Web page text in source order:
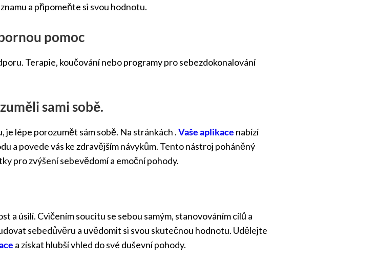
a připomeňte si svou hodnotu.
pomoc
Terapie, koučování nebo programy pro sebezdokonalování
sami sobě.
je lépe porozumět sám sobě. Na stránkách .Vaše aplikace nabízí
a povede vás ke zdravějším návykům. Tento nástroj poháněný
pro zvýšení sebevědomí a emoční pohody.
a úsilí. Cvičením soucitu se sebou samým, stanovováním cílů a
sebedůvěru a uvědomit si svou skutečnou hodnotu. Udělejte
a získat hlubší vhled do své duševní pohody.